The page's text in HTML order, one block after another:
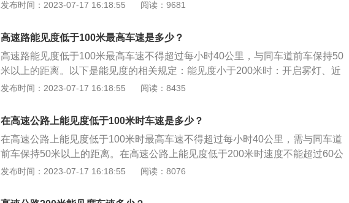
形时，高速公路管理部门应当通过显示屏等方式发布速度限制、保持车距等提示
前后位灯，车速不得超过每小时60公里，与同车道前车保持100米以上的距离。
灯，车速不得超过每小时40公里，与同车道前车保持50米以上的距离。能见度小
于50米时：开启雾灯、近光灯、示廓灯、前后位灯和危险报警闪光灯，车速不得
超过每小时20公里，并从最近的出口尽快驶离高速公路。
发布时间：2023-07-17 16:18:55 阅读：9681
高速路能见度低于100米最高车速是多少？
高速路能见度低于100米最高车速不得超过每小时40公里，与同车道前车保持50
米以上的距离。以下是能见度的相关规定：能见度小于200米时：开启雾灯、近
光灯、示廓灯和前后位灯，车速不得超过每小时60公里，与同车道前车保持100
危险报警闪光灯，车速不得超过每小时40公里，与同车道前车保持50米以上的距
离。能见度小于50米时：开启雾灯、近光灯、示廓灯、前后位灯和危险报警闪光
灯，车速不得超过每小时20公里，并从最近的出口尽快驶离高速公路。
发布时间：2023-07-17 16:18:55 阅读：8435
在高速公路上能见度低于100米时车速是多少？
在高速公路上能见度低于100米时最高车速不得超过每小时40公里，需与同车道
前车保持50米以上的距离。在高速公路上能见度低于200米时速度不能超过60公
里，能见度低于50米时速度不能超过20公里，且要尽快驶离高速公路。在高速公
以及危险报警闪光灯，保证前面和后面行驶的车辆能够较容易发现车辆的存在。
发布时间：2023-07-17 16:18:55 阅读：8076